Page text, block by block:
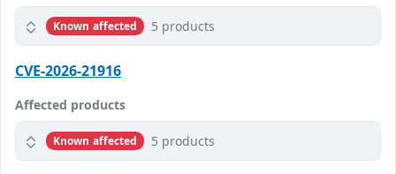
Known affected 5 products
CVE-2026-21916
Affected products
Known affected 5 products